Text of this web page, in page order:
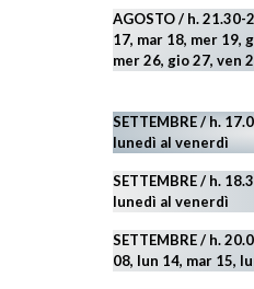
AGOSTO/ h. 21.30-
17, mar 18, mer 19,
mer 26, gio 27, ven
SETTEMBRE / h.
lunedì al venerdì
SETTEMBRE / h.
lunedì al venerdì
SETTEMBRE / h.
08, lun 14, mar 15,